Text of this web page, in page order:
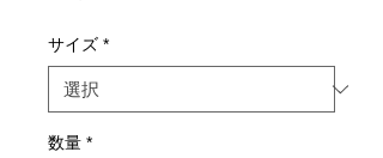
サイズ *
数量 *